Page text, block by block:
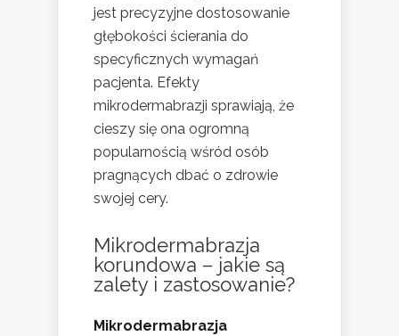
jest precyzyjne dostosowanie
głębokości ścierania do
specyficznych wymagań
pacjenta. Efekty
mikrodermabrazji sprawiają, że
cieszy się ona ogromną
popularnością wśród osób
pragnących dbać o zdrowie
swojej cery.
Mikrodermabrazja
korundowa – jakie są
zalety i zastosowanie?
Mikrodermabrazja